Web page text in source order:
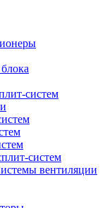
систем
систем
вентиляции